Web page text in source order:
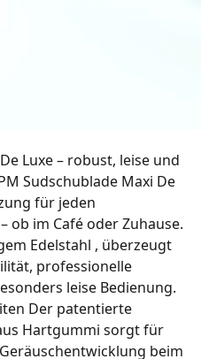
Luxe – robust, leise und
Sudschublade Maxi De
für jeden
ob im Café oder Zuhause.
Edelstahl , überzeugt
professionelle
leise Bedienung.
Der patentierte
Hartgummi sorgt für
beim